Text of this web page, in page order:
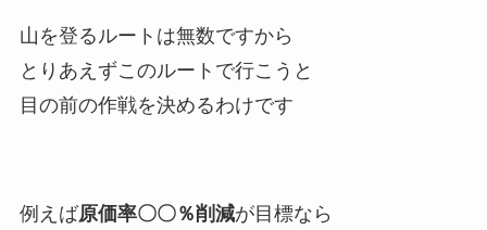
山を登るルートは無数ですから
とりあえずこのルートで行こうと
目の前の作戦を決めるわけです
例えば原価率〇〇％削減が目標なら